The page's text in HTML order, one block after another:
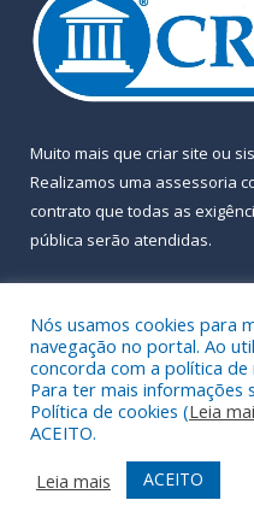
Muito mais que criar site ou
Realizamos uma assessoria
contrato que todas as
pública serão atendidas.
Todos os direitos reservados
Mapa do Site
Acessar
Acessar Webmail
Nós usamos cookies para
navegação no portal. Ao
concorda com a política
Para ter mais informações
Política de cookies (Leia
ACEITO.
Leia mais
ACEITO